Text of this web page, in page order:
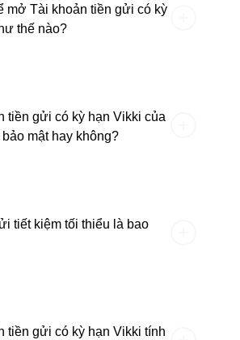
mở Tài khoản tiền gửi có kỳ
thế nào?
tiền gửi có kỳ hạn Vikki của
mật hay không?
tiết kiệm tối thiểu là bao
tiền gửi có kỳ hạn Vikki tính